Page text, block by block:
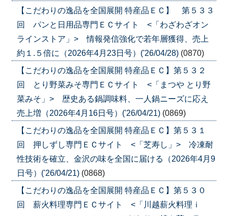
【こだわりの逸品を全国展開 特産品ＥＣ】 第５３３
回 パンと日用品専門ＥＣサイト <「わざわざオン
ラインストア」> 情報発信強化で若年層獲得、売上
約１.５倍に（2026年4月23日号）('26/04/28) (0870)
【こだわりの逸品を全国展開 特産品ＥＣ】第５３２
回 とり野菜みそ専門ＥＣサイト <「まつや とり野
菜みそ」> 歴史ある鍋調味料、一人鍋ニーズに応え
売上増（2026年4月16日号）('26/04/21) (0869)
【こだわりの逸品を全国展開 特産品ＥＣ】第５３１
回 押しずし専門ＥＣサイト <「芝寿し」> 冷凍耐
性技術を確立、金沢の味を全国に届ける（2026年4月9
日号）('26/04/21) (0868)
【こだわりの逸品を全国展開 特産品ＥＣ】第５３０
回 薪火料理専門ＥＣサイト <「川越薪火料理ｉ